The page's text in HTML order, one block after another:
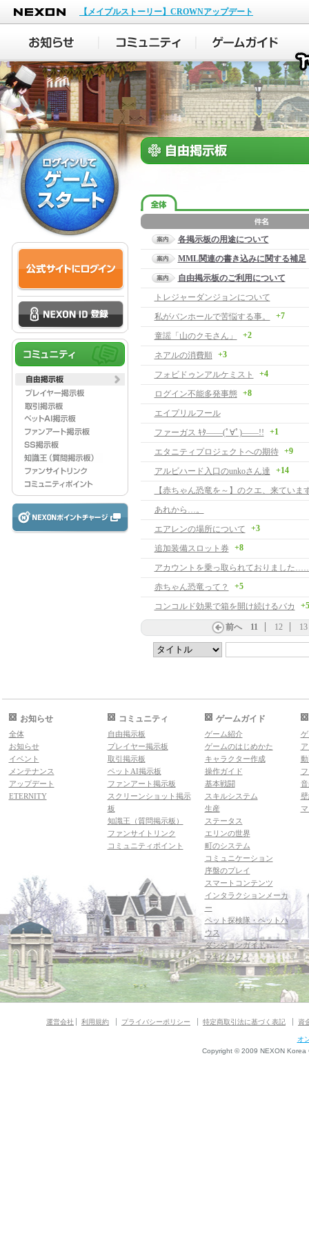
NEXON
【メイプルストーリー】CROWNアップデート
各掲示板の用途について
MML関連の書き込みに関する補足
自由掲示板のご利用について
トレジャーダンジョンについて
私がバンホールで苦悩する事。
+7
童謡「山のクモさん」 +2
ネアルの消費順 +3
フォビドゥンアルケミスト +4
ログイン不能多発事態 +8
エイプリルフール
ファーガス ｷﾀ――(ﾟ∀ﾟ)――!!
+1
エタニティプロジェクトへの期待 +9
アルビハード入口のunkoさん達 +14
【赤ちゃん恐竜を～】のクエ、来ていま
あれから…。
エアレンの場所について
+3
追加装備スロット券 +8
アカウントを乗っ取られておりました
赤ちゃん恐竜って？
+5
コンコルド効果で箱を開け続けるバカ +5
前へ 11 12 13
お知らせ
全体
お知らせ
イベント
メンテナンス
アップデート
ETERNITY
コミュニティ
自由掲示板
プレイヤー掲示板
取引掲示板
ペットAI掲示板
ファンアート掲示板
スクリーンショット掲示
板
知識王（質問掲示板）
ファンサイトリンク
コミュニティポイント
ゲームガイド
ゲーム紹介
ゲームのはじめかた
キャラクター作成
操作ガイド
基本戦闘
スキルシステム
生産
ステータス
エリンの世界
町のシステム
コミュニケーション
序盤のプレイ
スマートコンテンツ
インタラクションメーカ
ー
ペット探検隊・ペットハ
ウス
ダンジョンガイド
マギグラフィ
運営会社 利用規約 プライバシーポリシー 特定商取引法に基づく表記 資
オ
Copyright © 2009 NEXON Korea